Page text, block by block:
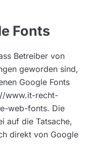
Fonts
Betreiber von
geworden sind,
Google Fonts
www.it-recht-
web-fonts. Die
auf die Tatsache,
direkt von Google